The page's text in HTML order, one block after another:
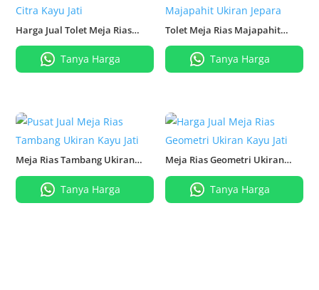
Harga Jual Tolet Meja Rias
Tanya Harga
Tolet Meja Rias Majapahit
Tanya Harga
Meja Rias Tambang Ukiran
Tanya Harga
Meja Rias Geometri Ukiran
Tanya Harga